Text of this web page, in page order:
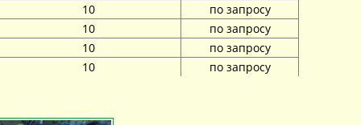
10
по запросу
10
по запросу
10
по запросу
10
по запросу